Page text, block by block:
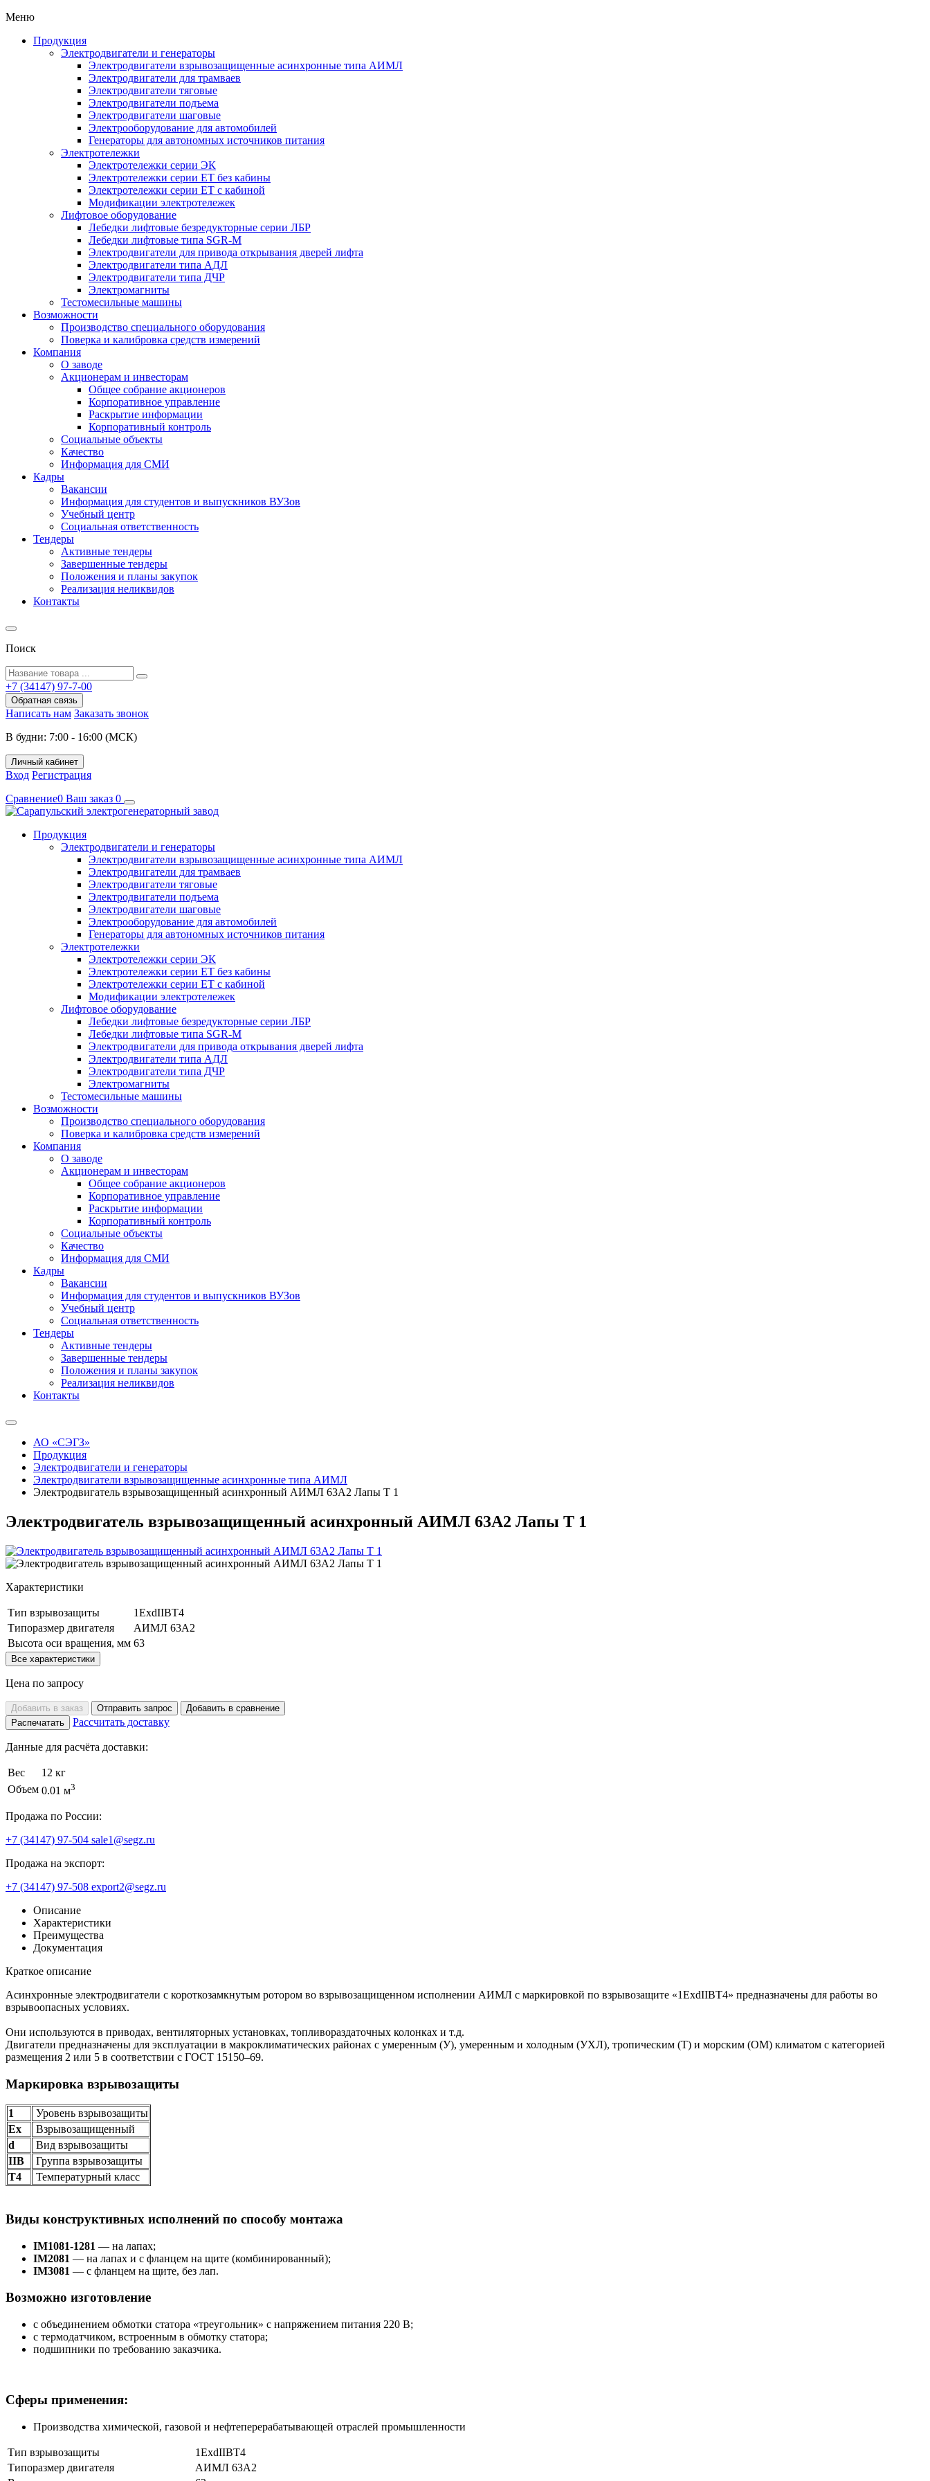
Меню
Продукция
Электродвигатели и генераторы
Электродвигатели взрывозащищенные асинхронные типа АИМЛ
Электродвигатели для трамваев
Электродвигатели тяговые
Электродвигатели подъема
Электродвигатели шаговые
Электрооборудование для автомобилей
Генераторы для автономных источников питания
Электротележки
Электротележки серии ЭК
Электротележки серии ЕТ без кабины
Электротележки серии ЕТ с кабиной
Модификации электротележек
Лифтовое оборудование
Лебедки лифтовые безредукторные серии ЛБР
Лебедки лифтовые типа SGR-M
Электродвигатели для привода открывания дверей лифта
Электродвигатели типа АДЛ
Электродвигатели типа ДЧР
Электромагниты
Тестомесильные машины
Возможности
Производство специального оборудования
Поверка и калибровка средств измерений
Компания
О заводе
Акционерам и инвесторам
Общее собрание акционеров
Корпоративное управление
Раскрытие информации
Корпоративный контроль
Социальные объекты
Качество
Информация для СМИ
Кадры
Вакансии
Информация для студентов и выпускников ВУЗов
Учебный центр
Социальная ответственность
Тендеры
Активные тендеры
Завершенные тендеры
Положения и планы закупок
Реализация неликвидов
Контакты
Поиск
+7 (34147) 97-7-00
Обратная связь
Написать нам Заказать звонок
В будни: 7:00 - 16:00 (МСК)
Личный кабинет
Вход Регистрация
Сравнение0 Ваш заказ 0
Продукция
Электродвигатели и генераторы
Электродвигатели взрывозащищенные асинхронные типа АИМЛ
Электродвигатели для трамваев
Электродвигатели тяговые
Электродвигатели подъема
Электродвигатели шаговые
Электрооборудование для автомобилей
Генераторы для автономных источников питания
Электротележки
Электротележки серии ЭК
Электротележки серии ЕТ без кабины
Электротележки серии ЕТ с кабиной
Модификации электротележек
Лифтовое оборудование
Лебедки лифтовые безредукторные серии ЛБР
Лебедки лифтовые типа SGR-M
Электродвигатели для привода открывания дверей лифта
Электродвигатели типа АДЛ
Электродвигатели типа ДЧР
Электромагниты
Тестомесильные машины
Возможности
Производство специального оборудования
Поверка и калибровка средств измерений
Компания
О заводе
Акционерам и инвесторам
Общее собрание акционеров
Корпоративное управление
Раскрытие информации
Корпоративный контроль
Социальные объекты
Качество
Информация для СМИ
Кадры
Вакансии
Информация для студентов и выпускников ВУЗов
Учебный центр
Социальная ответственность
Тендеры
Активные тендеры
Завершенные тендеры
Положения и планы закупок
Реализация неликвидов
Контакты
АО «СЭГЗ»
Продукция
Электродвигатели и генераторы
Электродвигатели взрывозащищенные асинхронные типа АИМЛ
Электродвигатель взрывозащищенный асинхронный АИМЛ 63А2 Лапы Т 1
Электродвигатель взрывозащищенный асинхронный АИМЛ 63А2 Лапы Т 1
Характеристики
Тип взрывозащиты
1ExdIIBT4
Типоразмер двигателя
АИМЛ 63А2
Высота оси вращения, мм 63
Все характеристики
Цена по запросу
Добавить в заказ Отправить запрос
Добавить в сравнение
Распечатать
Рассчитать доставку
Данные для расчёта доставки:
Вес
12 кг
Объем 0.01 м3
Продажа по России:
+7 (34147) 97-504 sale1@segz.ru
Продажа на экспорт:
+7 (34147) 97-508 export2@segz.ru
Описание
Характеристики
Преимущества
Документация
Краткое описание
Асинхронные электродвигатели с короткозамкнутым ротором во взрывозащищенном исполнении АИМЛ с маркировкой по взрывозащите «1ExdIIBT4» предназначены для работы во
взрывоопасных условиях.
Они используются в приводах, вентиляторных установках, топливораздаточных колонках и т.д.
Двигатели предназначены для эксплуатации в макроклиматических районах с умеренным (У), умеренным и холодным (УХЛ), тропическим (Т) и морским (ОМ) климатом с категорией
размещения 2 или 5 в соответствии с ГОСТ 15150–69.
Маркировка взрывозащиты
1
Уровень взрывозащиты
Ех
Взрывозащищенный
d
Вид взрывозащиты
IIB
Группа взрывозащиты
Т4
Температурный класс
Виды конструктивных исполнений по способу монтажа
IM1081-1281 — на лапах;
IM2081 — на лапах и с фланцем на щите (комбинированный);
IM3081 — с фланцем на щите, без лап.
Возможно изготовление
с объединением обмотки статора «треугольник» с напряжением питания 220 В;
с термодатчиком, встроенным в обмотку статора;
подшипники по требованию заказчика.
Сферы применения:
Производства химической, газовой и нефтеперерабатывающей отраслей промышленности
Тип взрывозащиты
1ExdIIBT4
Типоразмер двигателя
АИМЛ 63А2